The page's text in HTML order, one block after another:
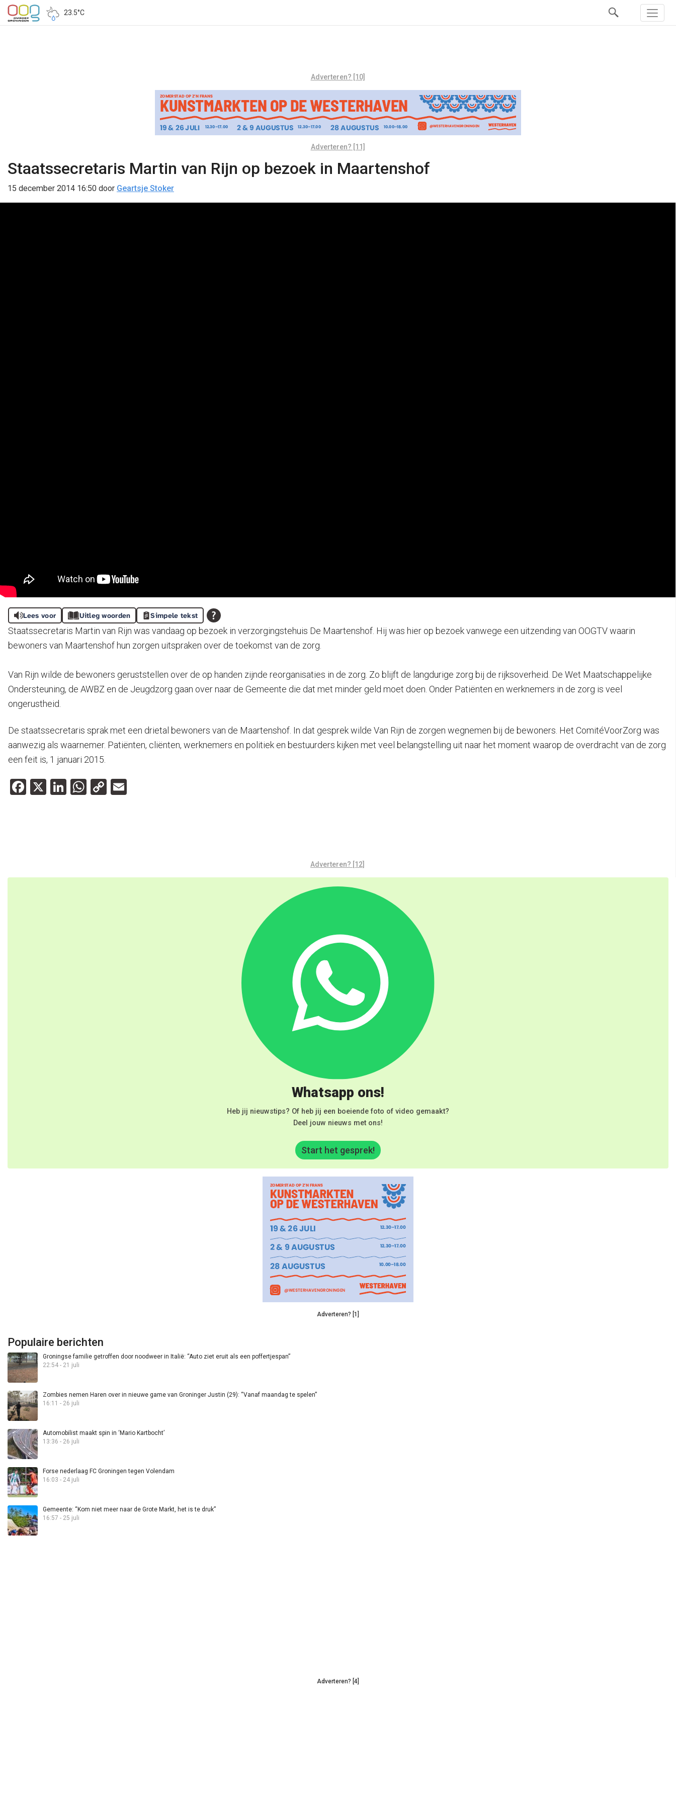
23.5°C
Adverteren? [10]
Adverteren? [11]
Staatssecretaris Martin van Rijn op bezoek in Maartenshof
15 december 2014 16:50 door Geartsje Stoker
Lees voor Uitleg woorden Simpele tekst
Staatssecretaris Martin van Rijn was vandaag op bezoek in verzorgingstehuis De Maartenshof. Hij was hier op bezoek vanwege een uitzending van OOGTV waarin
bewoners van Maartenshof hun zorgen uitspraken over de toekomst van de zorg.
Van Rijn wilde de bewoners geruststellen over de op handen zijnde reorganisaties in de zorg. Zo blijft de langdurige zorg bij de rijksoverheid. De Wet Maatschappelijke
Ondersteuning, de AWBZ en de Jeugdzorg gaan over naar de Gemeente die dat met minder geld moet doen. Onder Patiënten en werknemers in de zorg is veel
ongerustheid.
De staatssecretaris sprak met een drietal bewoners van de Maartenshof. In dat gesprek wilde Van Rijn de zorgen wegnemen bij de bewoners. Het ComitéVoorZorg was
aanwezig als waarnemer. Patiënten, cliënten, werknemers en politiek en bestuurders kijken met veel belangstelling uit naar het moment waarop de overdracht van de zorg
een feit is, 1 januari 2015.
Facebook
X LinkedIn
WhatsApp
Copy
Adverteren? [12]
Whatsapp ons!
Heb jij nieuwstips? Of heb jij een boeiende foto of video gemaakt?
Deel jouw nieuws met ons!
Start het gesprek!
Adverteren? [1]
Populaire berichten
Groningse familie getroffen door noodweer in Italië: “Auto ziet eruit als een poffertjespan”
22:54 - 21 juli
Zombies nemen Haren over in nieuwe game van Groninger Justin (29): “Vanaf maandag te spelen”
16:11 - 26 juli
Automobilist maakt spin in ‘Mario Kartbocht’
13:36 - 26 juli
Forse nederlaag FC Groningen tegen Volendam
16:03 - 24 juli
Gemeente: “Kom niet meer naar de Grote Markt, het is te druk”
16:57 - 25 juli
Adverteren? [4]